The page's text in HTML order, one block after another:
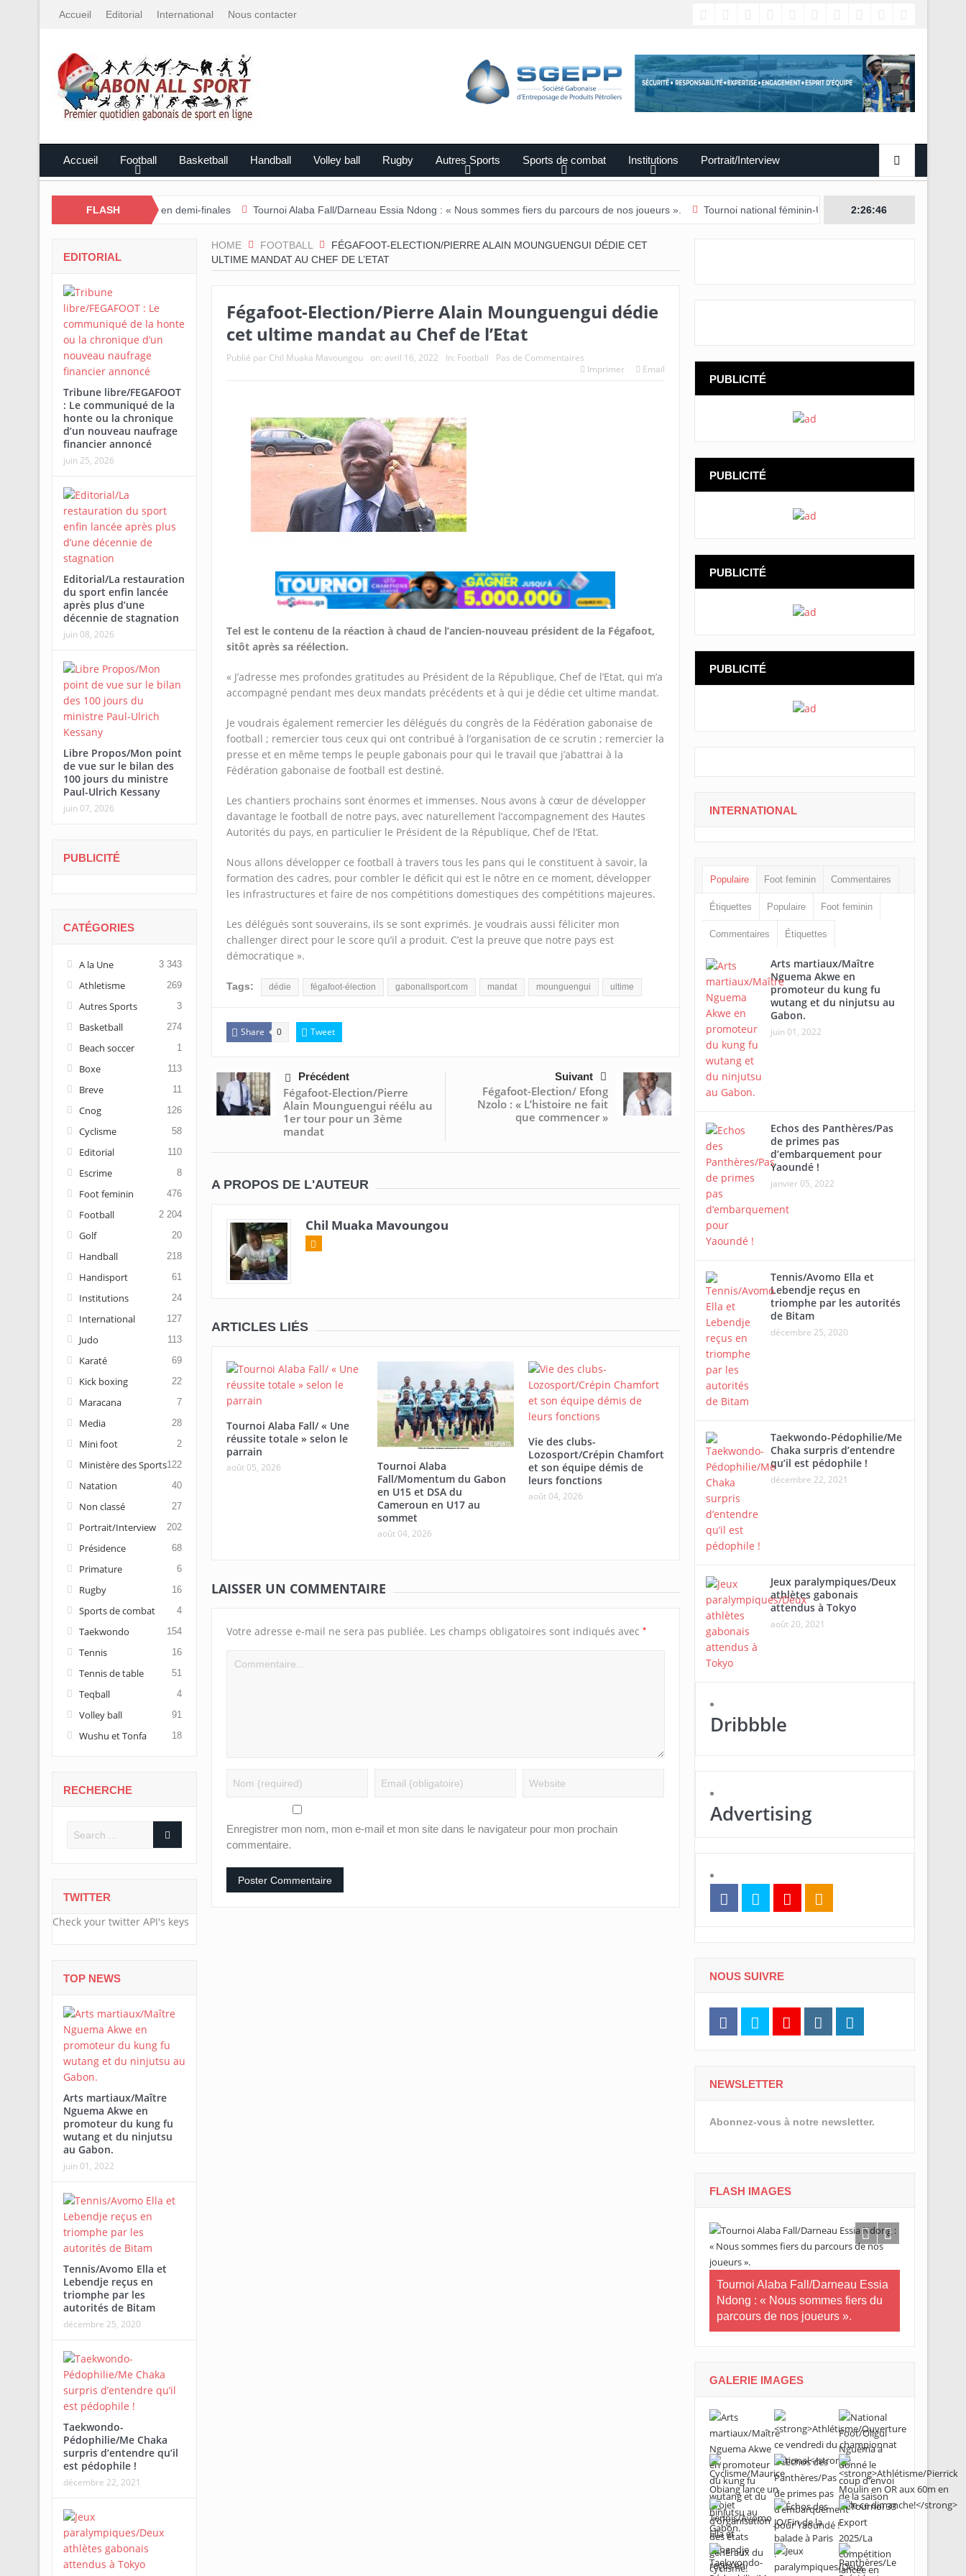
Accueil Editorial International Nous contacter
Accueil Football Basketball Handball Volley ball Rugby Autres Sports Sports de combat Institutions Portrait/Interview
FLASH
Ntem rejoint l’Estuaire en demi-finales Tournoi Alaba Fall/Darneau Essia Ndong : « Nous sommes fiers du parcours de nos joueurs ». Tournoi national féminin-U20/L’Estuaire première équipe qualifiée
2:26:47
HOME FOOTBALL
FÉGAFOOT-ELECTION/PIERRE ALAIN MOUNGUENGUI DÉDIE CET
ULTIME MANDAT AU CHEF DE L’ETAT
Fégafoot-Election/Pierre Alain Mounguengui dédie
cet ultime mandat au Chef de l’Etat
Publié par Chil Muaka Mavoungou on: avril 16, 2022 In: Football
Pas de Commentaires
Imprimer
Email
Tel est le contenu de la réaction à chaud de l’ancien-nouveau président de la Fégafoot,
sitôt après sa réélection.
« J’adresse mes profondes gratitudes au Président de la République, Chef de l’Etat, qui m’a
accompagné pendant mes deux mandats précédents et à qui je dédie cet ultime mandat.
Je voudrais également remercier les délégués du congrès de la Fédération gabonaise de
football ; remercier tous ceux qui ont contribué à l’organisation de ce scrutin ; remercier la
presse et en même temps le peuple gabonais pour qui le travail que j’abattrai à la
Fédération gabonaise de football est destiné.
Les chantiers prochains sont énormes et immenses. Nous avons à cœur de développer
davantage le football de notre pays, avec naturellement l’accompagnement des Hautes
Autorités du pays, en particulier le Président de la République, Chef de l’Etat.
Nous allons développer ce football à travers tous les pans qui le constituent à savoir, la
formation des cadres, pour combler le déficit qui est le nôtre en ce moment, développer
les infrastructures et faire de nos compétitions domestiques des compétitions majeures.
Les délégués sont souverains, ils se sont exprimés. Je voudrais aussi féliciter mon
challenger direct pour le score qu’il a produit. C’est la preuve que notre pays est
démocratique ».
Tags: dédie fégafoot-élection gabonallsport.com mandat mounguengui ultime
Share 0 Tweet
Précédent
Fégafoot-Election/Pierre
Alain Mounguengui réélu au
1er tour pour un 3ème
mandat
Suivant
Fégafoot-Election/ Efong
Nzolo : « L’histoire ne fait
que commencer »
A PROPOS DE L'AUTEUR
Chil Muaka Mavoungou
ARTICLES LIÉS
Tournoi Alaba Fall/ « Une
réussite totale » selon le
parrain
août 05, 2026
Tournoi Alaba
Fall/Momentum du Gabon
en U15 et DSA du
Cameroun en U17 au
sommet
août 04, 2026
Vie des clubs-
Lozosport/Crépin Chamfort
et son équipe démis de
leurs fonctions
août 04, 2026
LAISSER UN COMMENTAIRE
Votre adresse e-mail ne sera pas publiée. Les champs obligatoires sont indiqués avec *
Enregistrer mon nom, mon e-mail et mon site dans le navigateur pour mon prochain
commentaire.
EDITORIAL
Tribune libre/FEGAFOOT
: Le communiqué de la
honte ou la chronique
d’un nouveau naufrage
financier annoncé
juin 25, 2026
Editorial/La restauration
du sport enfin lancée
après plus d’une
décennie de stagnation
juin 08, 2026
Libre Propos/Mon point
de vue sur le bilan des
100 jours du ministre
Paul-Ulrich Kessany
juin 07, 2026
PUBLICITÉ
CATÉGORIES
A la Une 3 343
Athletisme 269
Autres Sports 3
Basketball 274
Beach soccer 1
Boxe 113
Breve 11
Cnog 126
Cyclisme 58
Editorial 110
Escrime 8
Foot feminin 476
Football 2 204
Golf 20
Handball 218
Handisport 61
Institutions 24
International 127
Judo 113
Karaté 69
Kick boxing 22
Maracana 7
Media 28
Mini foot 2
Ministère des Sports122
Natation 40
Non classé 27
Portrait/Interview 202
Présidence 68
Primature 6
Rugby 16
Sports de combat 4
Taekwondo 154
Tennis 16
Tennis de table 51
Teqball 4
Volley ball 91
Wushu et Tonfa 18
RECHERCHE
TWITTER
Check your twitter API's keys
TOP NEWS
Arts martiaux/Maître
Nguema Akwe en
promoteur du kung fu
wutang et du ninjutsu
au Gabon.
juin 01, 2022
Tennis/Avomo Ella et
Lebendje reçus en
triomphe par les
autorités de Bitam
décembre 25, 2020
Taekwondo-
Pédophilie/Me Chaka
surpris d’entendre qu’il
est pédophile !
décembre 22, 2021
PUBLICITÉ
PUBLICITÉ
PUBLICITÉ
PUBLICITÉ
INTERNATIONAL
Populaire Foot feminin Commentaires
Étiquettes Populaire Foot feminin
Commentaires Étiquettes
Arts martiaux/Maître
Nguema Akwe en
promoteur du kung fu
wutang et du ninjutsu au
Gabon.
juin 01, 2022
Echos des Panthères/Pas
de primes pas
d’embarquement pour
Yaoundé !
janvier 05, 2022
Tennis/Avomo Ella et
Lebendje reçus en
triomphe par les autorités
de Bitam
décembre 25, 2020
Taekwondo-Pédophilie/Me
Chaka surpris d’entendre
qu’il est pédophile !
décembre 22, 2021
Jeux paralympiques/Deux
athlètes gabonais
attendus à Tokyo
août 20, 2021
Dribbble
Advertising
NOUS SUIVRE
NEWSLETTER
Abonnez-vous à notre newsletter.
FLASH IMAGES
Tournoi Alaba Fall/Darneau Essia
Ndong : « Nous sommes fiers du
parcours de nos joueurs ».
GALERIE IMAGES